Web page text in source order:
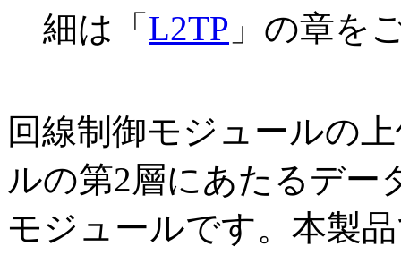
細は「 L2TP 」の章を
回線制御モジュールの
ルの第2層にあたるデー
モジュールです。本製